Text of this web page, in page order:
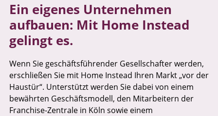
Ein eigenes Unternehmen
aufbauen: Mit Home Instead
gelingt es.
Wenn Sie geschäftsführender Gesellschafter werden,
erschließen Sie mit Home Instead Ihren Markt „vor der
Haustür“. Unterstützt werden Sie dabei von einem
bewährten Geschäftsmodell, den Mitarbeitern der
Franchise-Zentrale in Köln sowie einem